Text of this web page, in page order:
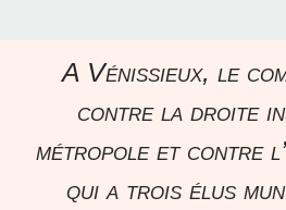
A Vénissieux, le
contre la droite
métropole et contre
qui a trois élus